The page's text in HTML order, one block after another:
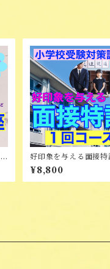
好印象を与える面接特
（オンライン）
¥8,800